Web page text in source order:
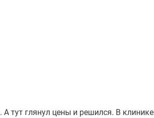
тут глянул цены и решился. В клинике